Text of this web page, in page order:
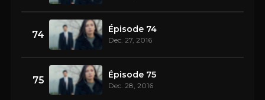
74 Épisode 74
Dec. 27, 2016
75 Épisode 75
Dec. 28, 2016